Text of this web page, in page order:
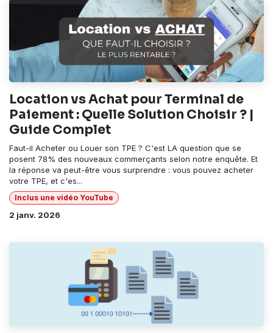
Location vs Achat pour Terminal de
Paiement : Quelle Solution Choisir ? |
Guide Complet
Faut-il Acheter ou Louer son TPE ? C'est LA question que se
posent 78% des nouveaux commerçants selon notre enquête. Et
la réponse va peut-être vous surprendre : vous pouvez acheter
votre TPE, et c'es...
Inclus une vidéo YouTube
2 janv. 2026